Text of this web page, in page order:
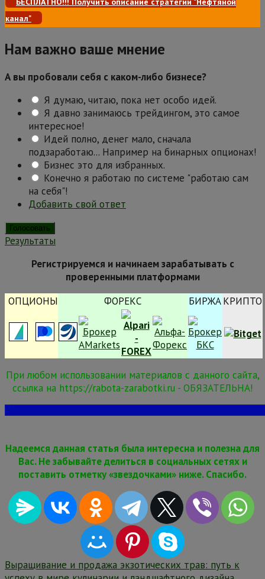
канал"
Нам важно ваше мнение
А вы пробовали себя с каком-либо бизнесе?
Я думаю, читаю, пока нет особо идей.
Я давно занимаюсь трейдингом, это самое
интересное!
Идей полно, денег мало, сначала
подзаработаю... Например на бинарных опционах!
Бизнес это для избранных.
Конечно я работаю по системе "работаю сам
на себя"!
Добавить свой ответ
Результаты
Регистрируемся и начинаем зарабатывать с
проверенными платформами
ОПЦИОНЫ
ФОРЕКС БИРЖАКРИПТО
При любом использовании материалов с данного сайта,
ссылка на https://rabota-zarabotki.ru - ОБЯЗАТЕЛЬНА!
Надеемся данная статья была интересна и полезна для
Вас. Не забывайте делиться в социальных сетях и
поставить отметку «звездочками» ниже. Спасибо.
Навигация
Выращивание и продажа экзотических трав: путь к